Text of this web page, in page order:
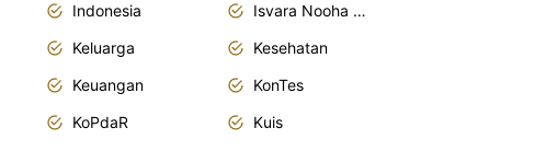
Indonesia
Isvara Nooha Mukhbita Zain
Keluarga
Kesehatan
Keuangan
KonTes
KoPdaR
Kuis